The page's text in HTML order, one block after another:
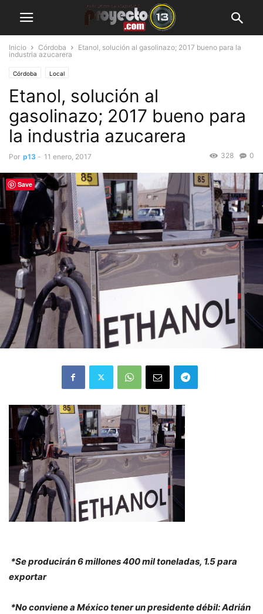
Inicio Córdoba
Etanol, solución al gasolinazo; 2017 bueno para la
industria azucarera
Córdoba Local
Etanol, solución al
gasolinazo; 2017 bueno para
la industria azucarera
Por p13 - 11 enero, 2017 0
328
*Se producirán 6 millones 400 mil toneladas, 1.5 para
exportar
*No conviene a México tener un presidente débil: Adrián
Save